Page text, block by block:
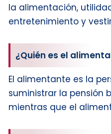
la alimentación,
entretenimiento y
¿Quién es el
El alimentante es la
suministrar la pensión
mientras que el